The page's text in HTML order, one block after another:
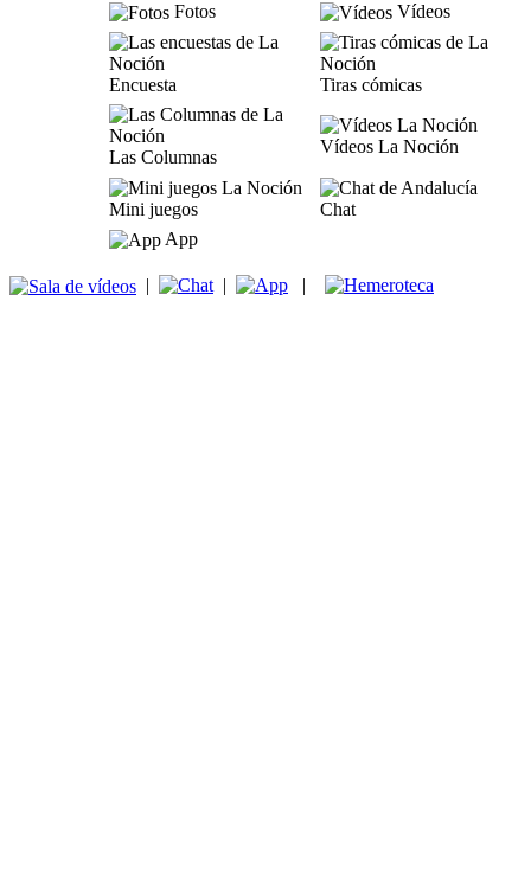
Fotos
Vídeos
Encuesta Tiras cómicas
Las Columnas
Vídeos La Noción
Mini juegos
Chat
App
| | |